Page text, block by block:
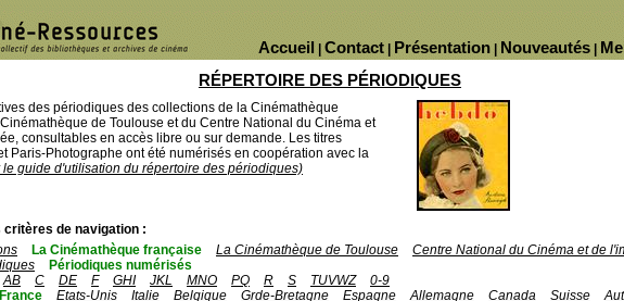
Nouveautés
Présentation
Contact
Accueil
RÉPERTOIRE DES PÉRIODIQUES
des périodiques des collections de la Cinémathèque
de Toulouse et du Centre National du Cinéma et
consultables en accès libre ou sur demande. Les titres
Paris-Photographe ont été numérisés en coopération avec la
le guide d'utilisation du répertoire des périodiques)
critères de navigation :
La Cinémathèque française La Cinémathèque de Toulouse
Centre National du Cinéma et de
Périodiques numérisés
AB C DE F GHI JKL MNO PQ R S TUVWZ
0-9
France Etats-Unis Italie Belgique Grde-Bretagne Espagne Allemagne Canada Suisse